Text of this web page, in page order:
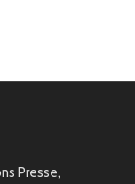
Presse,